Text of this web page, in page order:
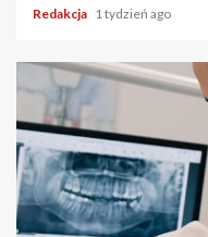
Redakcja 1 tydzień ago